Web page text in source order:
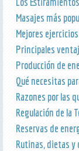
Masajes más
Mejores
Principales
Producción de
Qué necesitas
Razones por las
Regulación de la
Reservas de
Rutinas, dietas y